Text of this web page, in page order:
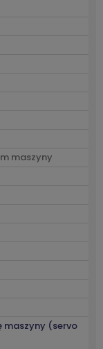
maszyny
maszyny (servo